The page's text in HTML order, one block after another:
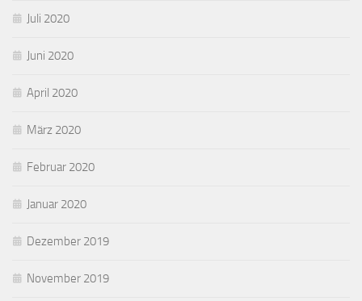
Juli 2020
Juni 2020
April 2020
März 2020
Februar 2020
Januar 2020
Dezember 2019
November 2019